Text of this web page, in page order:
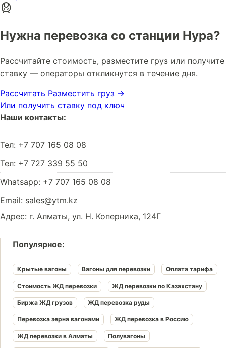
Нужна перевозка со станции Нура?
Рассчитайте стоимость, разместите груз или получите
ставку — операторы откликнутся в течение дня.
Рассчитать Разместить груз →
Или получить ставку под ключ
Наши контакты:
Тел: +7 707 165 08 08
Тел: +7 727 339 55 50
Whatsapp: +7 707 165 08 08
Email: sales@ytm.kz
Адрес: г. Алматы, ул. Н. Коперника, 124Г
Популярное:
Крытые вагоны Вагоны для перевозки Оплата тарифа
Стоимость ЖД перевозки ЖД перевозки по Казахстану
Биржа ЖД грузов ЖД перевозка руды
Перевозка зерна вагонами ЖД перевозка в Россию
ЖД перевозки в Алматы Полувагоны